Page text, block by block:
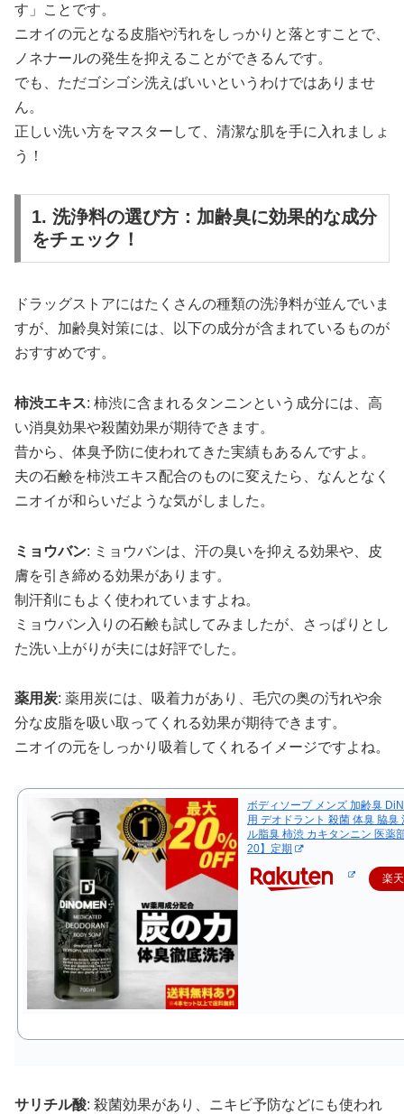
す」ことです。
ニオイの元となる皮脂や汚れをしっかりと落とすことで、
ノネナールの発生を抑えることができるんです。
でも、ただゴシゴシ洗えばいいというわけではありませ
ん。
正しい洗い方をマスターして、清潔な肌を手に入れましょ
う！
1. 洗浄料の選び方：加齢臭に効果的な成分
をチェック！
ドラッグストアにはたくさんの種類の洗浄料が並んでいま
すが、加齢臭対策には、以下の成分が含まれているものが
おすすめです。
柿渋エキス: 柿渋に含まれるタンニンという成分には、高
い消臭効果や殺菌効果が期待できます。
昔から、体臭予防に使われてきた実績もあるんですよ。
夫の石鹸を柿渋エキス配合のものに変えたら、なんとなく
ニオイが和らいだような気がしました。
ミョウバン: ミョウバンは、汗の臭いを抑える効果や、皮
膚を引き締める効果があります。
制汗剤にもよく使われていますよね。
ミョウバン入りの石鹸も試してみましたが、さっぱりとし
た洗い上がりが夫には好評でした。
薬用炭: 薬用炭には、吸着力があり、毛穴の奥の汚れや余
分な皮脂を吸い取ってくれる効果が期待できます。
ニオイの元をしっかり吸着してくれるイメージですよね。
ボディソープ メンズ 加齢臭
用 デオドラント 殺菌 体臭 脇臭
ル脂臭 柿渋 カキタンニン 医薬
20】定期
楽
サリチル酸: 殺菌効果があり、ニキビ予防などにも使われ